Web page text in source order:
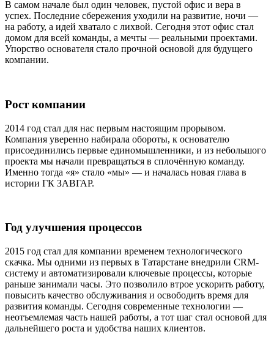
В самом начале был один человек, пустой офис и вера в
успех. Последние сбережения уходили на развитие, ночи —
на работу, а идей хватало с лихвой. Сегодня этот офис стал
домом для всей команды, а мечты — реальными проектами.
Упорство основателя стало прочной основой для будущего
компании.
Рост компании
2014 год стал для нас первым настоящим прорывом.
Компания уверенно набирала обороты, к основателю
присоединились первые единомышленники, и из небольшого
проекта мы начали превращаться в сплочённую команду.
Именно тогда «я» стало «мы» — и началась новая глава в
истории ГК ЗАВГАР.
Год улучшения процессов
2015 год стал для компании временем технологического
скачка. Мы одними из первых в Татарстане внедрили CRM-
систему и автоматизировали ключевые процессы, которые
раньше занимали часы. Это позволило втрое ускорить работу,
повысить качество обслуживания и освободить время для
развития команды. Сегодня современные технологии —
неотъемлемая часть нашей работы, а тот шаг стал основой для
дальнейшего роста и удобства наших клиентов.